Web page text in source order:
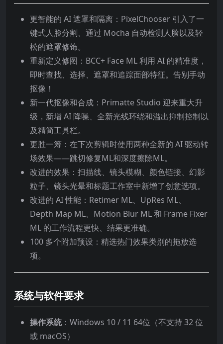
更智能的 AI 遮罩和隔离：PixelChooser 引入了一
键式人脸分割、通过 Mocha 自动检测人脸以及轻
松的遮罩修饰。
重新定义修图：BCC+ Face ML 利用 AI 的精准度，
即时查找、选择、遮罩和追踪面部特征。告别手动
抠像！
新一代抠像和合成：Primatte Studio 迎来重大升
级，新增 AI 降噪、全新光线环绕和溢出抑制控制以
及精简工具栏。
更胜一筹：在下次剪辑时使用两种全新的 AI 驱动转
场效果——跳切修复ML和深度擦除ML。
改进的效果：扫描线、镜头模糊、颜色链接、幻影
粒子、镜头光晕和标题工作室中新增了创意选项。
改进的 AI 性能：Retimer ML、UpRes ML、
Depth Map ML、Motion Blur ML 和 Frame Fixer
ML 的工作流程更快、结果更准确。
100 多个附加预设：精选热门效果类别的拖放选
项。
系统与软件要求
操作系统：Windows 10 / 11 64位（不支持 32 位
或 macOS）